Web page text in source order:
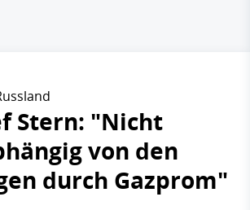
Stern: "Nicht
von den
durch Gazprom"